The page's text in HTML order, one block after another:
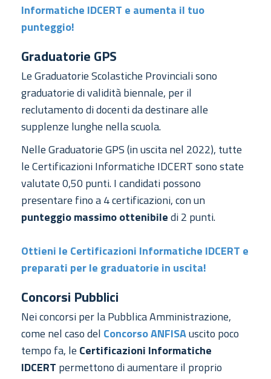
Informatiche IDCERT e aumenta il tuo
punteggio!
Graduatorie GPS
Le Graduatorie Scolastiche Provinciali sono
graduatorie di validità biennale, per il
reclutamento di docenti da destinare alle
supplenze lunghe nella scuola.
Nelle Graduatorie GPS (in uscita nel 2022), tutte
le Certificazioni Informatiche IDCERT sono state
valutate 0,50 punti. I candidati possono
presentare fino a 4 certificazioni, con un
punteggio massimo ottenibiledi 2 punti.
Ottieni le Certificazioni Informatiche IDCERT e
preparati per le graduatorie in uscita!
Concorsi Pubblici
Nei concorsi per la Pubblica Amministrazione,
come nel caso del Concorso ANFISAuscito poco
tempo fa, le Certificazioni Informatiche
IDCERT permettono di aumentare il proprio